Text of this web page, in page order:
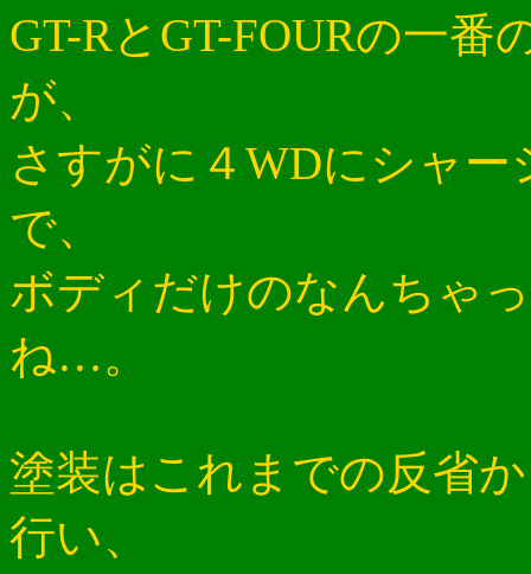
GT-RとGT-FOURの一
が、
さすがに４WDにシャ
で、
ボディだけのなんちゃ
ね…。
塗装はこれまでの反省
行い、